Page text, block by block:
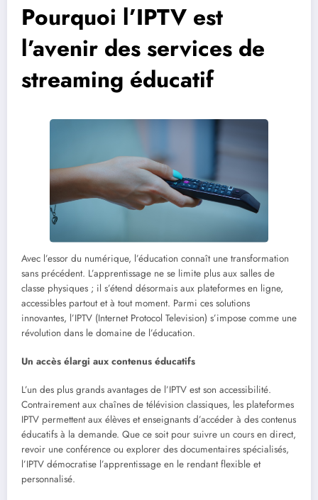
Pourquoi l’IPTV est
l’avenir des services de
streaming éducatif
Avec l’essor du numérique, l’éducation connaît une transformation
sans précédent. L’apprentissage ne se limite plus aux salles de
classe physiques ; il s’étend désormais aux plateformes en ligne,
accessibles partout et à tout moment. Parmi ces solutions
innovantes, l’IPTV (Internet Protocol Television) s’impose comme une
révolution dans le domaine de l’éducation.
Un accès élargi aux contenus éducatifs
L’un des plus grands avantages de l’IPTV est son accessibilité.
Contrairement aux chaînes de télévision classiques, les plateformes
IPTV permettent aux élèves et enseignants d’accéder à des contenus
éducatifs à la demande. Que ce soit pour suivre un cours en direct,
revoir une conférence ou explorer des documentaires spécialisés,
l’IPTV démocratise l’apprentissage en le rendant flexible et
personnalisé.